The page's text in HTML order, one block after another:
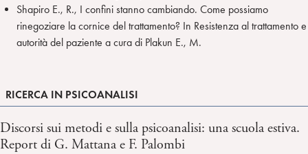
Shapiro E., R., I confini stanno cambiando. Come possiamo
rinegoziare la cornice del trattamento? In Resistenza al trattamento e
autorità del paziente a cura di Plakun E., M.
RICERCA IN PSICOANALISI
Discorsi sui metodi e sulla psicoanalisi: una scuola estiva.
Report di G. Mattana e F. Palombi